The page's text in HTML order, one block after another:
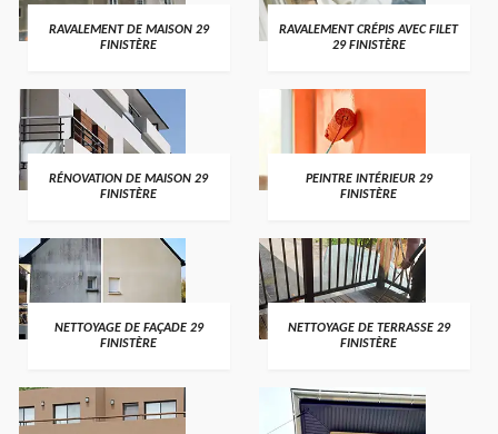
RAVALEMENT DE MAISON 29
FINISTÈRE
RAVALEMENT CRÉPIS AVEC FILET
29 FINISTÈRE
RÉNOVATION DE MAISON 29
FINISTÈRE
PEINTRE INTÉRIEUR 29
FINISTÈRE
NETTOYAGE DE FAÇADE 29
FINISTÈRE
NETTOYAGE DE TERRASSE 29
FINISTÈRE